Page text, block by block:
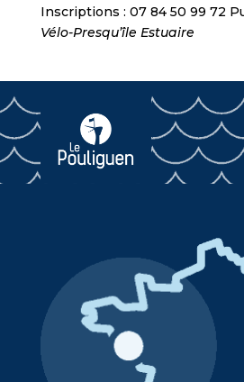
Inscriptions : 07 84 50 99 72
Vélo-Presqu’île Estuaire